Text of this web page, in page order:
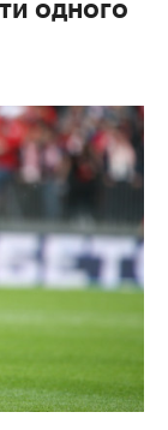
одного